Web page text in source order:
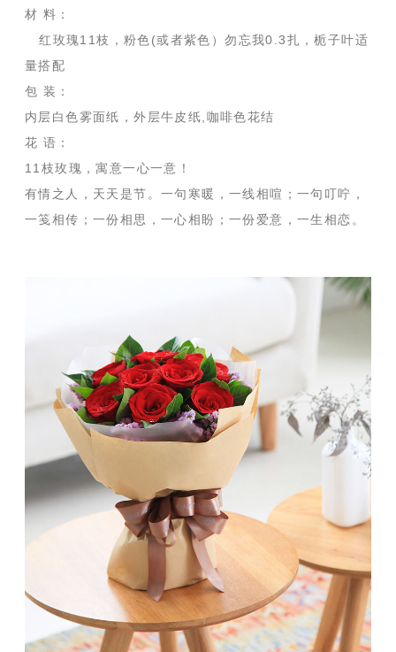
材 料：
红玫瑰11枝，粉色(或者紫色）勿忘我0.3扎，栀子叶适
量搭配
包 装：
内层白色雾面纸，外层牛皮纸,咖啡色花结
花 语：
11枝玫瑰，寓意一心一意！
有情之人，天天是节。一句寒暖，一线相喧；一句叮咛，
一笺相传；一份相思，一心相盼；一份爱意，一生相恋。